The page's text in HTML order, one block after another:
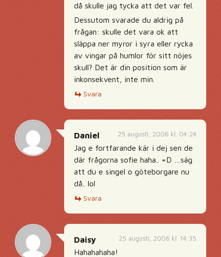
då skulle jag tycka att det var fel.
Dessutom svarade du aldrig på
frågan: skulle det vara ok att
släppa ner myror i syra eller rycka
av vingar på humlor för sitt nöjes
skull? Det är din position som är
inkonsekvent, inte min.
Svara
25 augusti, 2006 kl. 04:24
Daniel
Jag e fortfarande kär i dej sen de
där frågorna sofie haha.. =D …säg
att du e singel o göteborgare nu
då.. lol
Svara
25 augusti, 2006 kl. 14:35
Daisy
Hahahahaha!